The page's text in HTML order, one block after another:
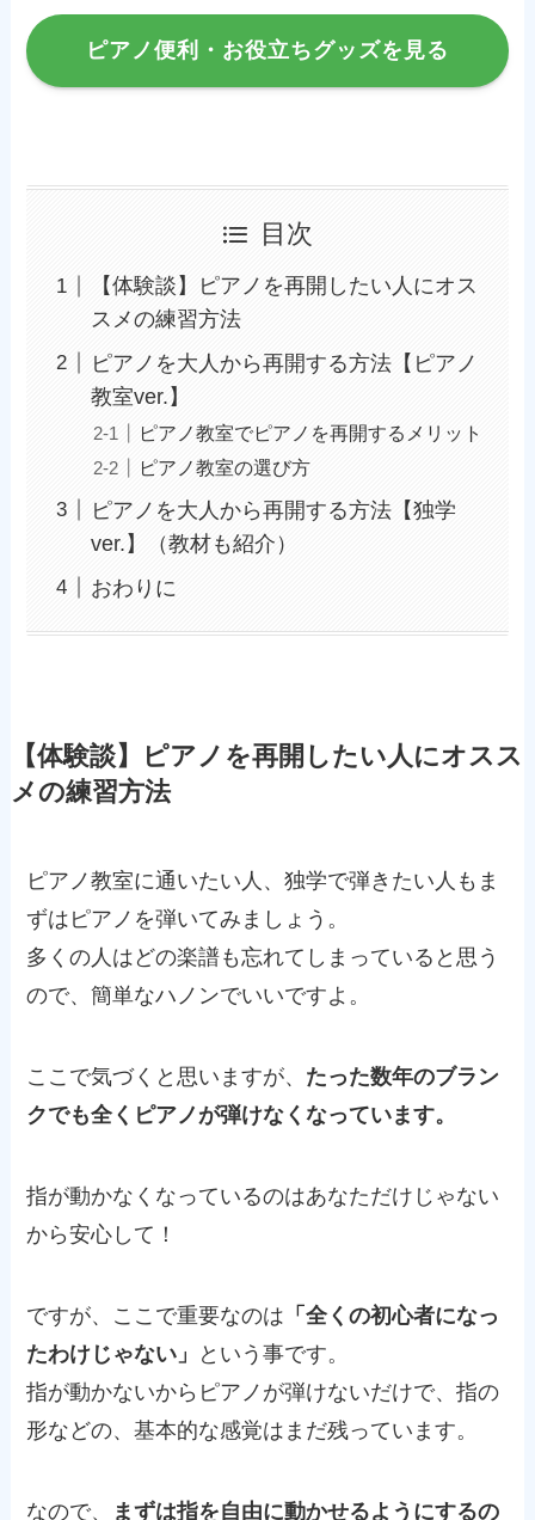
ピアノ便利・お役立ちグッズを見る
目次
【体験談】ピアノを再開したい人にオス
スメの練習方法
ピアノを大人から再開する方法【ピアノ
教室ver.】
ピアノ教室でピアノを再開するメリット
ピアノ教室の選び方
ピアノを大人から再開する方法【独学
ver.】（教材も紹介）
おわりに
【体験談】ピアノを再開したい人にオスス
メの練習方法
ピアノ教室に通いたい人、独学で弾きたい人もま
ずはピアノを弾いてみましょう。
多くの人はどの楽譜も忘れてしまっていると思う
ので、簡単なハノンでいいですよ。
ここで気づくと思いますが、 たった数年のブラン
クでも全くピアノが弾けなくなっています。
指が動かなくなっているのはあなただけじゃない
から安心して！
ですが、ここで重要なのは 「全くの初心者になっ
たわけじゃない」
という事です。
指が動かないからピアノが弾けないだけで、指の
形などの、基本的な感覚はまだ残っています。
なので、 まずは指を自由に動かせるようにするの